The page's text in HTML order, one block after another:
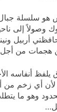
هو سلسلة جبال
وصولاً إلى
أربيل
من أجل
يلفظ أنفاسه
أي زخم من
وهو ما